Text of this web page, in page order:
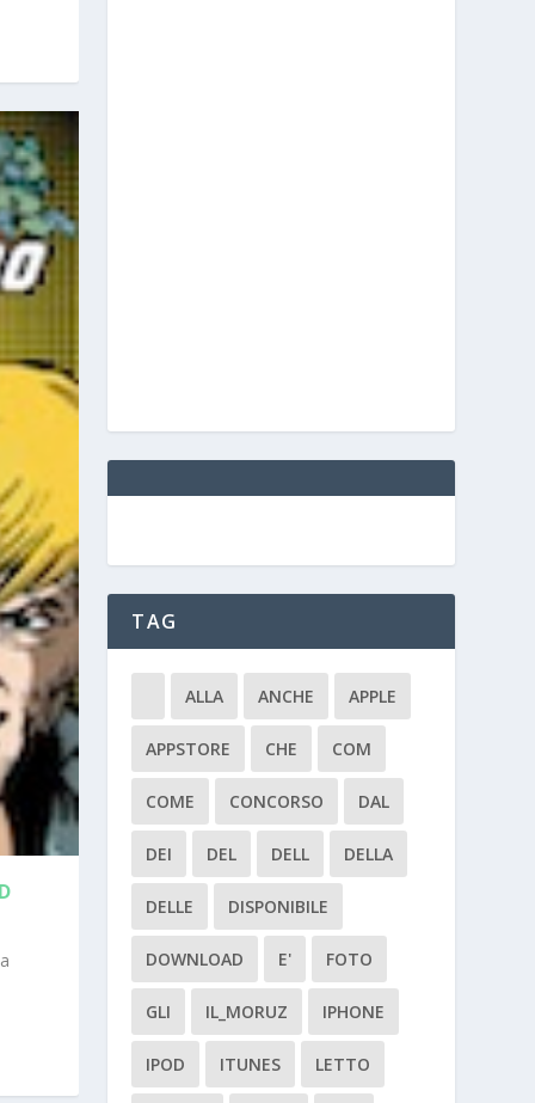
TAG
ALLA ANCHE APPLE
APPSTORE CHE COM
COME CONCORSO DAL
DEI DEL DELL DELLA
DELLE DISPONIBILE
DOWNLOAD E' FOTO
GLI IL_MORUZ IPHONE
IPOD ITUNES LETTO